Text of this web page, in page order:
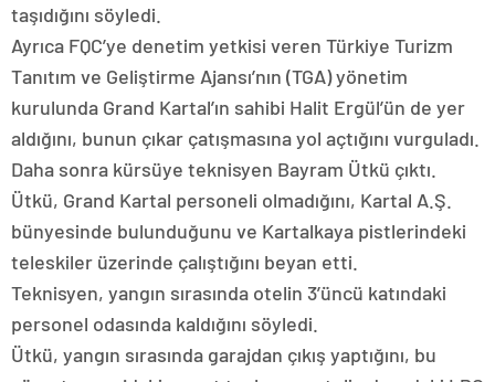
taşıdığını söyledi.
Ayrıca FQC’ye denetim yetkisi veren Türkiye Turizm
Tanıtım ve Geliştirme Ajansı’nın (TGA) yönetim
kurulunda Grand Kartal’ın sahibi Halit Ergül’ün de yer
aldığını, bunun çıkar çatışmasına yol açtığını vurguladı.
Daha sonra kürsüye teknisyen Bayram Ütkü çıktı.
Ütkü, Grand Kartal personeli olmadığını, Kartal A.Ş.
bünyesinde bulunduğunu ve Kartalkaya pistlerindeki
teleskiler üzerinde çalıştığını beyan etti.
Teknisyen, yangın sırasında otelin 3’üncü katındaki
personel odasında kaldığını söyledi.
Ütkü, yangın sırasında garajdan çıkış yaptığını, bu